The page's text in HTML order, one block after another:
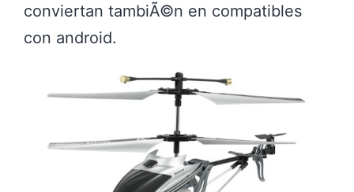
conviertan tambiÃ©n en compatibles
con android.